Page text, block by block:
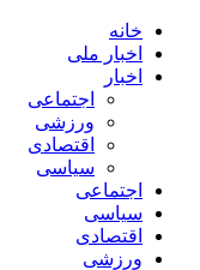
خانه
اخبار ملی
اخبار
اجتماعی
ورزشی
اقتصادی
سیاسی
اجتماعی
سیاسی
اقتصادی
ورزشی